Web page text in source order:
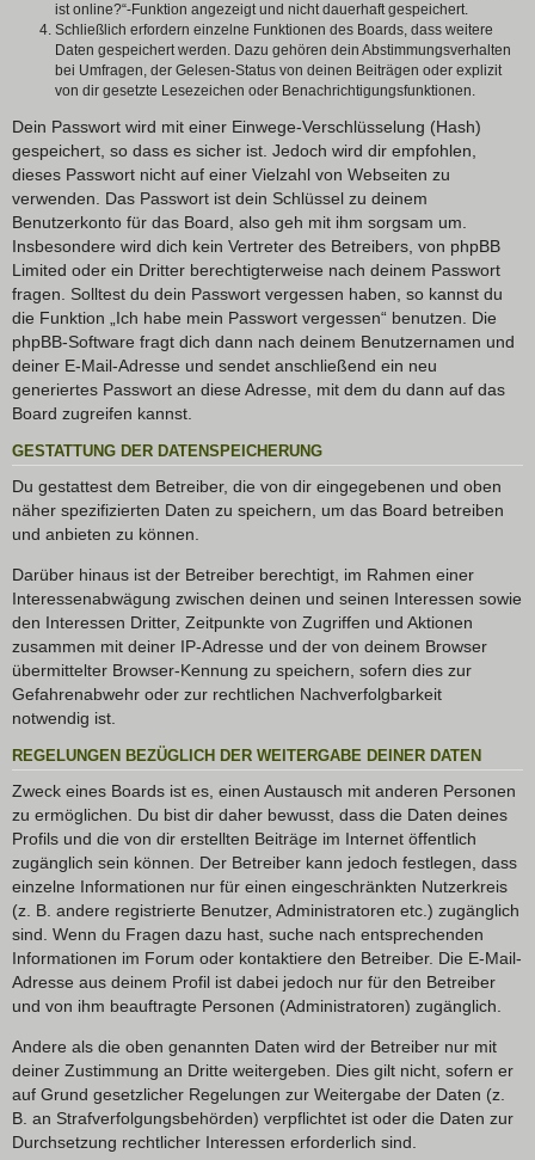
ist online?“-Funktion angezeigt und nicht dauerhaft gespeichert.
Schließlich erfordern einzelne Funktionen des Boards, dass weitere
Daten gespeichert werden. Dazu gehören dein Abstimmungsverhalten
bei Umfragen, der Gelesen-Status von deinen Beiträgen oder explizit
von dir gesetzte Lesezeichen oder Benachrichtigungsfunktionen.
Dein Passwort wird mit einer Einwege-Verschlüsselung (Hash)
gespeichert, so dass es sicher ist. Jedoch wird dir empfohlen,
dieses Passwort nicht auf einer Vielzahl von Webseiten zu
verwenden. Das Passwort ist dein Schlüssel zu deinem
Benutzerkonto für das Board, also geh mit ihm sorgsam um.
Insbesondere wird dich kein Vertreter des Betreibers, von phpBB
Limited oder ein Dritter berechtigterweise nach deinem Passwort
fragen. Solltest du dein Passwort vergessen haben, so kannst du
die Funktion „Ich habe mein Passwort vergessen“ benutzen. Die
phpBB-Software fragt dich dann nach deinem Benutzernamen und
deiner E-Mail-Adresse und sendet anschließend ein neu
generiertes Passwort an diese Adresse, mit dem du dann auf das
Board zugreifen kannst.
GESTATTUNG DER DATENSPEICHERUNG
Du gestattest dem Betreiber, die von dir eingegebenen und oben
näher spezifizierten Daten zu speichern, um das Board betreiben
und anbieten zu können.
Darüber hinaus ist der Betreiber berechtigt, im Rahmen einer
Interessenabwägung zwischen deinen und seinen Interessen sowie
den Interessen Dritter, Zeitpunkte von Zugriffen und Aktionen
zusammen mit deiner IP-Adresse und der von deinem Browser
übermittelter Browser-Kennung zu speichern, sofern dies zur
Gefahrenabwehr oder zur rechtlichen Nachverfolgbarkeit
notwendig ist.
REGELUNGEN BEZÜGLICH DER WEITERGABE DEINER DATEN
Zweck eines Boards ist es, einen Austausch mit anderen Personen
zu ermöglichen. Du bist dir daher bewusst, dass die Daten deines
Profils und die von dir erstellten Beiträge im Internet öffentlich
zugänglich sein können. Der Betreiber kann jedoch festlegen, dass
einzelne Informationen nur für einen eingeschränkten Nutzerkreis
(z. B. andere registrierte Benutzer, Administratoren etc.) zugänglich
sind. Wenn du Fragen dazu hast, suche nach entsprechenden
Informationen im Forum oder kontaktiere den Betreiber. Die E-Mail-
Adresse aus deinem Profil ist dabei jedoch nur für den Betreiber
und von ihm beauftragte Personen (Administratoren) zugänglich.
Andere als die oben genannten Daten wird der Betreiber nur mit
deiner Zustimmung an Dritte weitergeben. Dies gilt nicht, sofern er
auf Grund gesetzlicher Regelungen zur Weitergabe der Daten (z.
B. an Strafverfolgungsbehörden) verpflichtet ist oder die Daten zur
Durchsetzung rechtlicher Interessen erforderlich sind.